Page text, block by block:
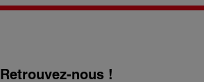
Retrouvez-nous !